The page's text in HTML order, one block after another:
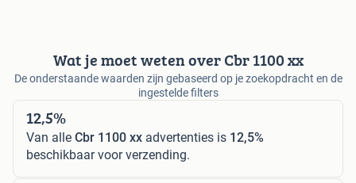
Wat je moet weten over Cbr 1100 xx
De onderstaande waarden zijn gebaseerd op je zoekopdracht en de
ingestelde filters
12,5%
Van alle Cbr 1100 xx advertenties is 12,5%
beschikbaar voor verzending.